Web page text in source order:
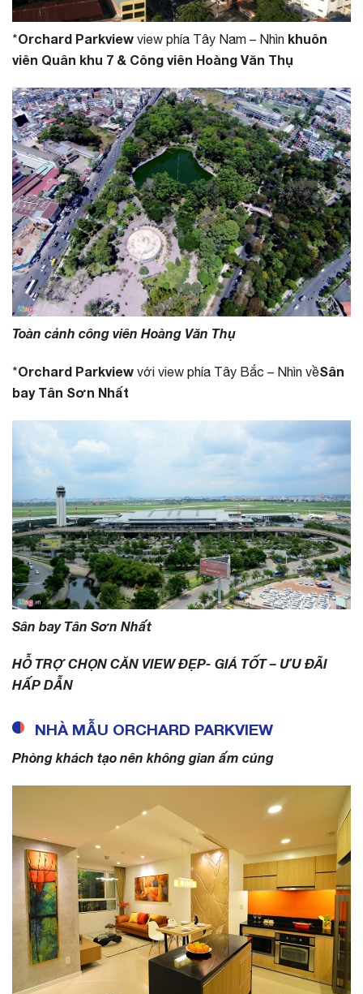
*Orchard Parkview view phía Tây Nam – Nhìn khuôn
viên Quân khu 7 & Công viên Hoàng Văn Thụ
Toàn cảnh công viên Hoàng Văn Thụ
*Orchard Parkview với view phía Tây Bắc – Nhìn vềSân
bay Tân Sơn Nhất
Sân bay Tân Sơn Nhất
HỖ TRỢ CHỌN CĂN VIEW ĐẸP- GIÁ TỐT – ƯU ĐÃI
HẤP DẪN
NHÀ MẪU ORCHARD PARKVIEW
Phòng khách tạo nên không gian ấm cúng